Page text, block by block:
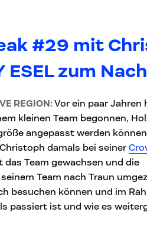
#29 mit
zum
REGION:Vor ein paar Jahren
kleinen Team begonnen,
angepasst werden können.
damals bei seiner
Team gewachsen und die
Team nach Traun
besuchen können und im
passiert ist und wie es